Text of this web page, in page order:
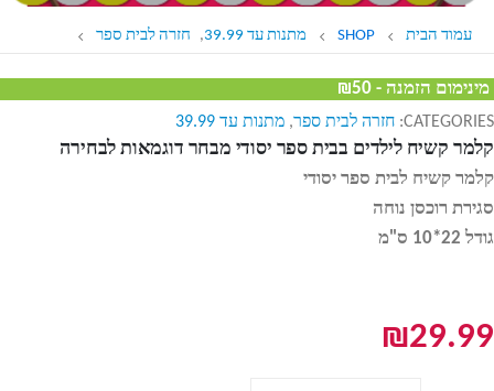
עמוד הבית SHOP מתנות עד 39.99 , חזרה לבית ספר
מינימום הזמנה - ₪50
CATEGORIES: חזרה לבית ספר, מתנות עד 39.99
קלמר קשיח לילדים בבית ספר יסודי מבחר דוגמאות לבחירה
קלמר קשיח לבית ספר יסודי
סגירת רוכסן נוחה
גודל 22*10 ס"מ
₪29.99